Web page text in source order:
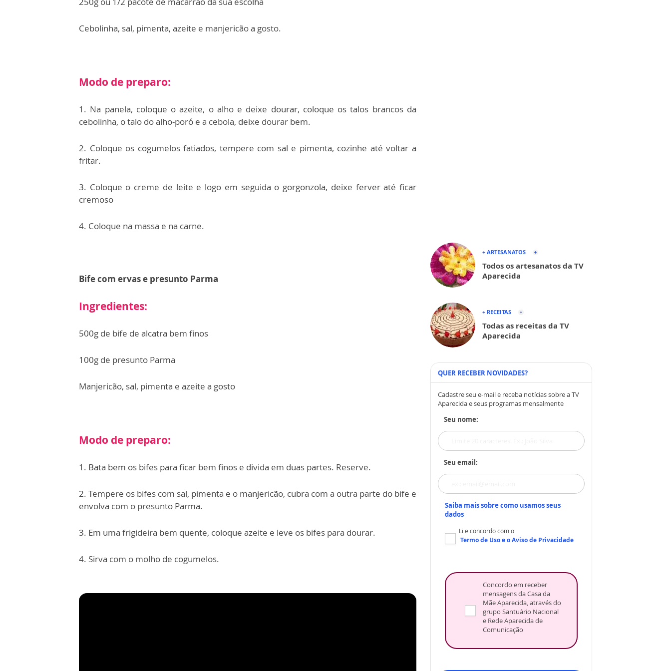
Cebolinha, sal, pimenta, azeite e manjericão a gosto.
Modo de preparo:
1. Na panela, coloque o azeite, o alho e deixe dourar, coloque os talos brancos da
cebolinha, o talo do alho-poró e a cebola, deixe dourar bem.
2. Coloque os cogumelos fatiados, tempere com sal e pimenta, cozinhe até voltar a
fritar.
3. Coloque o creme de leite e logo em seguida o gorgonzola, deixe ferver até ficar
cremoso
4. Coloque na massa e na carne.
Bife com ervas e presunto Parma
Ingredientes:
500g de bife de alcatra bem finos
100g de presunto Parma
Manjericão, sal, pimenta e azeite a gosto
Modo de preparo:
1. Bata bem os bifes para ficar bem finos e divida em duas partes. Reserve.
2. Tempere os bifes com sal, pimenta e o manjericão, cubra com a outra parte do bife e
envolva com o presunto Parma.
3. Em uma frigideira bem quente, coloque azeite e leve os bifes para dourar.
4. Sirva com o molho de cogumelos.
+ ARTESANATOS
Todos os artesanatos da TV
Aparecida
+ RECEITAS
Todas as receitas da TV
Aparecida
QUER RECEBER NOVIDADES?
Cadastre seu e-mail e receba notícias sobre a TV
Aparecida e seus programas mensalmente
Seu nome:
Seu email:
Saiba mais sobre como usamos seus
dados
Li e concordo com o
Termo de Usoe oAviso de Privacidade
Concordo em receber
mensagens da Casa da
Mãe Aparecida, através do
grupo Santuário Nacional
e Rede Aparecida de
Comunicação